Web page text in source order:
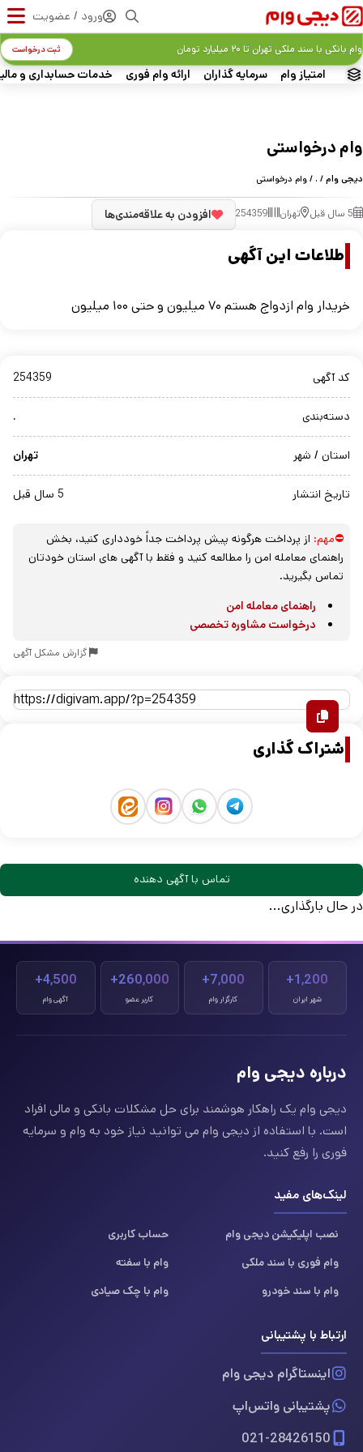
ورود / عضویت
امتیاز وام سرمایه گذاران ارائه وام فوری خدمات حسابداری و
وام بانکی با سند ملکی تهران تا ۲۰ میلیارد تومان ثبت درخواست
وام درخواستی
دیجی وام/
. / وام درخواستی
5 سال قبل تهران 254359 افزودن به علاقه‌مندی‌ها
اطلاعات این آگهی
خریدار وام ازدواج هستم ۷۰ میلیون و حتی ۱۰۰ میلیون
کد آگهی 254359
دسته‌بندی .
استان / شهر تهران
تاریخ انتشار 5 سال قبل
⛔مهم: از پرداخت هرگونه پیش پرداخت جداً خودداری کنید، بخش
راهنمای معامله امن را مطالعه کنید و فقط با آگهی های استان خودتان
تماس بگیرید.
راهنمای معامله امن
درخواست مشاوره تخصصی
گزارش مشکل آگهی
اشتراک گذاری
تماس با آگهی دهنده
در حال بارگذاری...
1,200+
شهر ایران
7,000+
کارگزار وام
260,000+
کاربر عضو
4,500+
آگهی وام
درباره دیجی وام
دیجی وام یک راهکار هوشمند برای حل مشکلات بانکی و مالی افراد
است. با استفاده از دیجی وام می توانید نیاز خود به وام و سرمایه
فوری را رفع کنید.
لینک‌های مفید
نصب اپلیکیشن دیجی وام
حساب کاربری
وام فوری با سند ملکی
وام با سفته
وام با سند خودرو
وام با چک صیادی
ارتباط با پشتیبانی
اینستاگرام دیجی وام
پشتیبانی واتس‌اپ
021-28426150